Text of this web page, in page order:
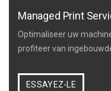
Managed Print
Optimaliseer uw
profiteer van
ESSAYEZ-LE